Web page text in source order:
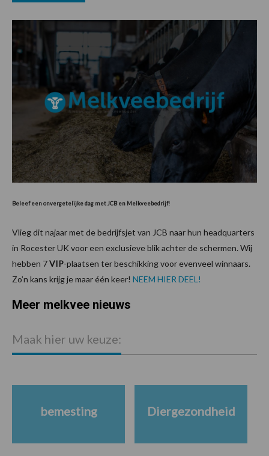
Beleef een onvergetelijke dag met JCB en Melkveebedrijf!
Vlieg dit najaar met de bedrijfsjet van JCB naar hun headquarters
in Rocester UK voor een exclusieve blik achter de schermen. Wij
hebben 7VIP-plaatsen ter beschikking voor evenveel winnaars.
Zo’n kans krijg je maar één keer! NEEM HIER DEEL!
Meer melkvee nieuws
Maak hier uw keuze:
bemesting Diergezondheid